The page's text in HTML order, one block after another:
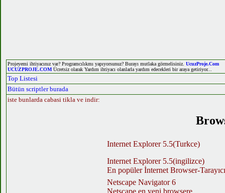
Projeyemi ihtiyacınız var? Programcılıkmı yapıyorsunuz? Burayı mutlaka görmelisiniz. UcuzProje.Com
UCUZPROJE.COM Ücretsiz olarak Yardım ihtiyacı olanlarla yardım edecekleri bir araya getiriyor...
Top Listesi
Bütün scriptler burada
iste bunlarda cabasi tikla ve indir:
Internet Explorer 5.5(Turkce)
Internet Explorer 5.5(ingilizce)
En popüler İnternet Browser-
Netscape Navigator 6
Netscape en yeni browsere